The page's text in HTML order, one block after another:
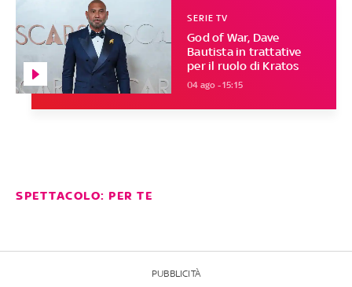
God of War, Dave
Bautista in trattative
per il ruolo di Kratos
SERIE TV
04 ago - 15:15
SPETTACOLO: PER TE
PUBBLICITÀ